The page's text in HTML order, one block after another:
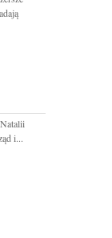
i...